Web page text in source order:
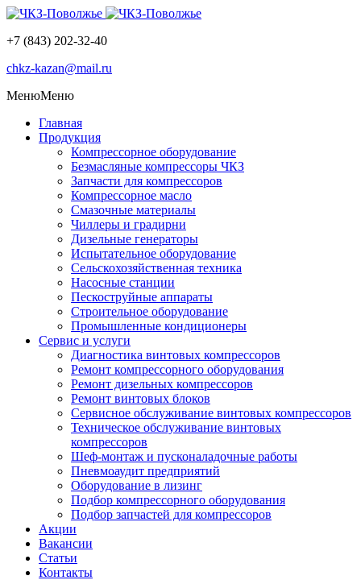
+7 (843) 202-32-40
chkz-kazan@mail.ru
МенюМеню
Главная
Продукция
Компрессорное оборудование
Безмасляные компрессоры ЧКЗ
Запчасти для компрессоров
Компрессорное масло
Смазочные материалы
Чиллеры и градирни
Дизельные генераторы
Испытательное оборудование
Сельскохозяйственная техника
Насосные станции
Пескоструйные аппараты
Строительное оборудование
Промышленные кондиционеры
Сервис и услуги
Диагностика винтовых компрессоров
Ремонт компрессорного оборудования
Ремонт дизельных компрессоров
Ремонт винтовых блоков
Сервисное обслуживание винтовых компрессоров
Техническое обслуживание винтовых
компрессоров
Шеф-монтаж и пусконаладочные работы
Пневмоаудит предприятий
Оборудование в лизинг
Подбор компрессорного оборудования
Подбор запчастей для компрессоров
Акции
Вакансии
Статьи
Контакты